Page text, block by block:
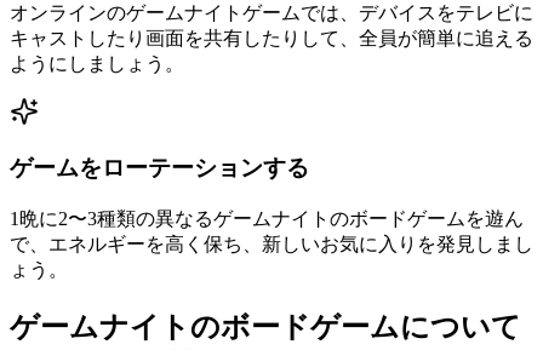
オンラインのゲームナイトゲームでは、デバイスをテレビに
キャストしたり画面を共有したりして、全員が簡単に追える
ようにしましょう。
ゲームをローテーションする
1晩に2〜3種類の異なるゲームナイトのボードゲームを遊ん
で、エネルギーを高く保ち、新しいお気に入りを発見しまし
ょう。
ゲームナイトのボードゲームについて